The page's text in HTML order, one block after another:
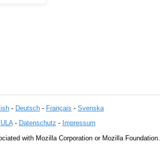
- Deutsch - Français - Svenska
- Datenschutz - Impressum
with Mozilla Corporation or Mozilla Foundation.